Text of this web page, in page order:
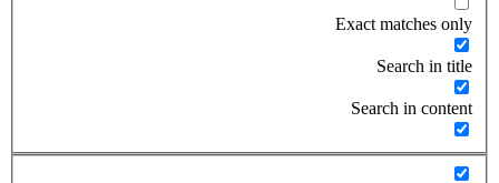
Exact matches only
Search in title
Search in content